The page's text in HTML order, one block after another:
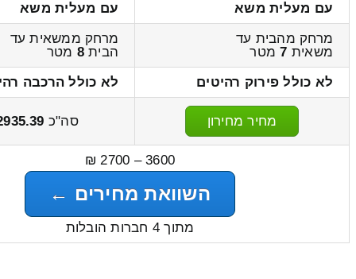
עם מעלית משא
עם מעלית משא
מרחק מהבית עד
משאית 7מטר
מרחק ממשאית עד
הבית8 מטר
לא כולל פירוק רהיטים
לא כולל הרכבה
מחיר מחירון סה"כ
3600 – 2700 ₪
השוואת מחירים ←
מתוך 4 חברות הובלות